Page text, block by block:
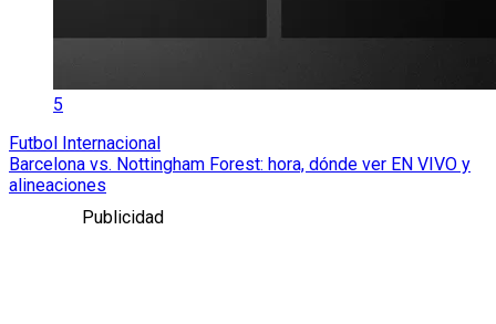
5
Futbol Internacional
Barcelona vs. Nottingham Forest: hora, dónde ver EN VIVO y
alineaciones
Publicidad